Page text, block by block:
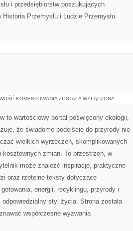
i przedsiębiorstw poszukujących
Przemysłu i Ludzie Przemysłu.
KOMENTOWANIA CZYTELNICZY
ZOSTAŁA WYŁĄCZONA
to wartościowy portal poświęcony ekologii,
że świadome podejście do przyrody nie
wielkich wyrzeczeń, skomplikowanych
kosztownych zmian. To przestrzeń, w
może znaleźć inspiracje, praktyczne
oraz rzetelne teksty dotyczące
energii, recyklingu, przyrody i
styl życia. Strona została
współczesne wyzwania